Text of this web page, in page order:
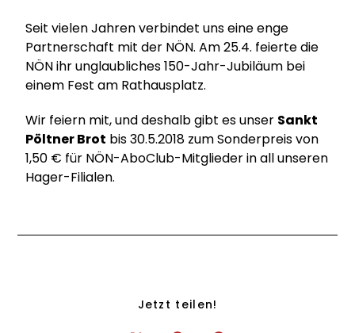
Seit vielen Jahren verbindet uns eine enge
Partnerschaft mit der NÖN. Am 25.4. feierte die
NÖN ihr unglaubliches 150-Jahr-Jubiläum bei
einem Fest am Rathausplatz.
Wir feiern mit, und deshalb gibt es unser Sankt
Pöltner Brot bis 30.5.2018 zum Sonderpreis von
1,50 € für NÖN-AboClub-Mitglieder in all unseren
Hager-Filialen.
Jetzt teilen!